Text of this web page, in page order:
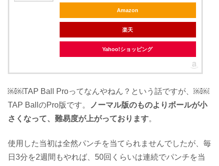
Amazon
楽天
Yahoo!ショッピング
￼￼TAP Ball Proってなんやねん？という話ですが、￼￼
TAP BallのPro版です。
ノーマル版のものよりボールが小
さくなって、難易度が上がっております。
使用した当初は全然パンチを当てられませんでしたが、毎
日3分を2週間もやれば、50回くらいは連続でパンチを当